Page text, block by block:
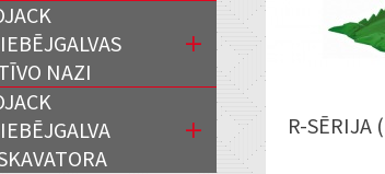
R-SĒRIJA
NAZI